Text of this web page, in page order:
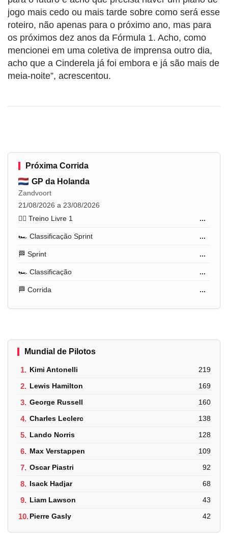
jogo mais cedo ou mais tarde sobre como será esse
roteiro, não apenas para o próximo ano, mas para
os próximos dez anos da Fórmula 1. Acho, como
mencionei em uma coletiva de imprensa outro dia,
acho que a Cinderela já foi embora e já são mais de
meia-noite”, acrescentou.
Próxima Corrida
GP da Holanda
Zandvoort
21/08/2026 a 23/08/2026
🏋️‍♂️ Treino Livre 1
...
🏎️ Classificação Sprint ...
🏁 Sprint ...
🏎️ Classificação ...
🏁 Corrida ...
Mundial de Pilotos
1. Kimi Antonelli 219
2. Lewis Hamilton 169
3. George Russell 160
4. Charles Leclerc 138
5. Lando Norris 128
6. Max Verstappen 109
7. Oscar Piastri 92
8. Isack Hadjar 68
9. Liam Lawson 43
10.Pierre Gasly 42